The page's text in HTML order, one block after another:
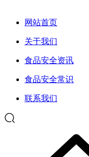
网站首页
关于我们
食品安全资讯
食品安全常识
联系我们